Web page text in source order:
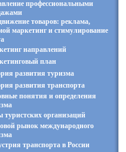
профессиональными
товаров: реклама,
маркетинг и стимулирование
направлений
план
развития туризма
развития транспорта
понятия и определения
туристских организаций
рынок международного
транспорта в России